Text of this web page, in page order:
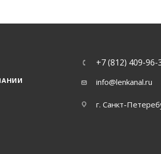
+7 (812) 409-96-
info@lenkanal.ru
г. Санкт-